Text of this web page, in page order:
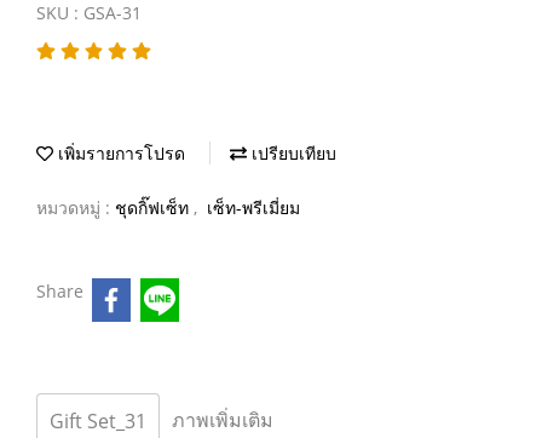
SKU : GSA-31
เพิ่มรายการโปรด เปรียบเทียบ
หมวดหมู่ : ชุดกิ๊ฟเซ็ท , เซ็ท-พรีเมี่ยม
Share
Gift Set_31 ภาพเพิ่มเติม